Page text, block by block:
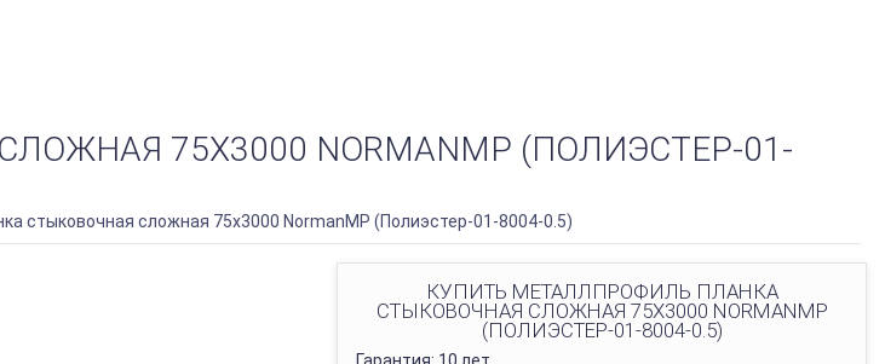
75Х3000 NORMANMP (ПОЛИЭСТЕР-01-
стыковочная сложная 75х3000 NormanMP (Полиэстер-01-8004-0.5)
КУПИТЬ МЕТАЛЛПРОФИЛЬ ПЛАНКА
СТЫКОВОЧНАЯ СЛОЖНАЯ 75Х3000 NORMANMP
(ПОЛИЭСТЕР-01-8004-0.5)